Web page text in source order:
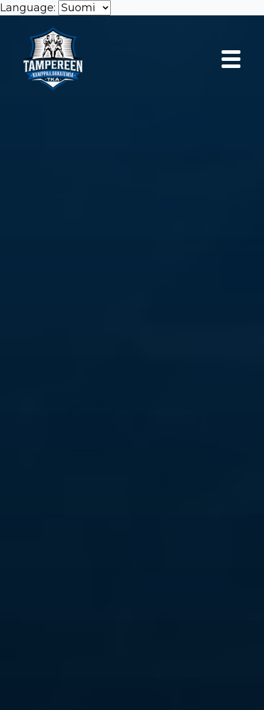
Language: